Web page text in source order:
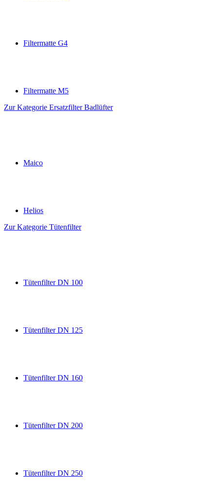
Filtermatte G4
Filtermatte M5
Zur Kategorie Ersatzfilter Badlüfter
Maico
Helios
Zur Kategorie Tütenfilter
Tütenfilter DN 100
Tütenfilter DN 125
Tütenfilter DN 160
Tütenfilter DN 200
Tütenfilter DN 250